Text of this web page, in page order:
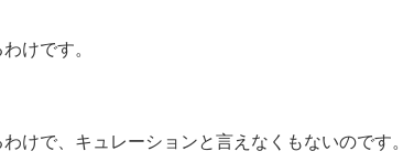
けです。
けで、キュレーションと言えなくもないのです。